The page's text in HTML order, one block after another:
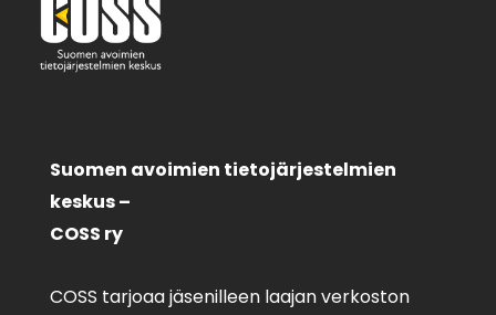
Suomen avoimien tietojärjestelmien
keskus –
COSS ry
COSS tarjoaa jäsenilleen laajan verkoston